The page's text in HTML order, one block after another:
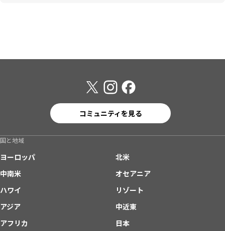
コミュニティを見る
国と地域
ヨーロッパ
北米
中南米
オセアニア
ハワイ
リゾート
アジア
中近東
アフリカ
日本